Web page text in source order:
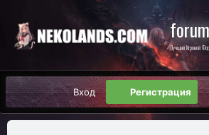
Лучший Игровой
Вход Регистрация